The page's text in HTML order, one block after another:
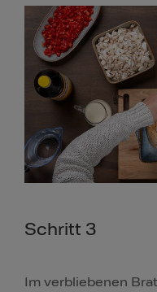
Schritt 3
Im verbliebenen